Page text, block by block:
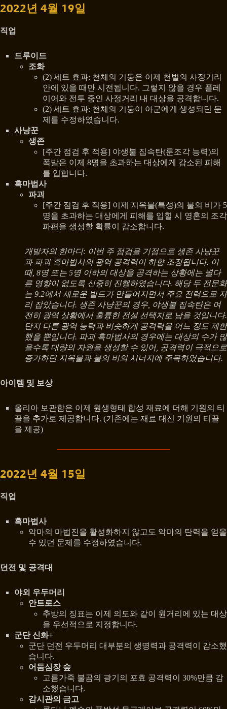
2022년 4월 19일
직업
드루이드
조화
(2) 세트 효과: 천체의 기둥은 이제 천벌의 사정거리
안에 있을 때만 시전됩니다. 그렇지 않을 경우 플레
이어와 전투 중인 사정거리 내 대상을 공격합니다.
(2) 세트 효과: 천체의 기둥이 아군에게 생성되던 문
제를 수정하였습니다.
사냥꾼
생존
[주간 점검 후 적용] 야생불 집속탄(룬조각 능력)의
폭발은 이제 8명을 초과하는 대상에게 감소된 피해
를 입힙니다.
흑마법사
파괴
[주간 점검 후 적용] 이제 지옥불(특성)의 불의 비가 5
명을 초과하는 대상에게 피해를 입힐 시 영혼의 조각
파편을 생성할 확률이 감소합니다.
개발자의 한마디: 이번 주 점검을 기점으로 생존 사냥꾼
과 파괴 흑마법사의 광역 공격력이 하향 조정됩니다. 이
때, 8명 또는 5명 이하의 대상을 공격하는 상황에는 별다
른 영향이 없도록 신중히 진행하였습니다. 해당 두 전문화
는 9.2에서 새로운 빌드가 만들어지면서 주요 전력으로 자
리 잡았습니다. 생존 사냥꾼의 경우, 야생불 집속탄은 여
전히 광역 상황에서 훌륭한 전설 선택지로 남을 것입니다.
단지 다른 광역 능력과 비슷하게 공격력을 어느 정도 제한
했을 뿐입니다. 파괴 흑마법사의 경우에는 대상의 수가 많
을수록 대량의 자원을 생성할 수 있어, 공격력이 극적으로
증가하던 지옥불과 불의 비의 시너지에 주목하였습니다.
아이템 및 보상
올리아 보관함은 이제 원생형태 합성 재료에 더해 기원의 티
끌을 추가로 제공합니다. (기존에는 재료 대신 기원의 티끌
을 제공)
2022년 4월 15일
직업
흑마법사
악마의 마법진을 활성화하지 않고도 악마의 탄력을 얻을
수 있던 문제를 수정하였습니다.
던전 및 공격대
야외 우두머리
안트로스
추방의 징표는 이제 의도와 같이 원거리에 있는 대상
을 우선적으로 지정합니다.
군단 신화+
군단 던전 우두머리 대부분의 생명력과 공격력이 감소했
습니다.
어둠심장 숲
고름가죽 불곰의 광기의 포효 공격력이 30%만큼 감
소했습니다.
감시관의 금고